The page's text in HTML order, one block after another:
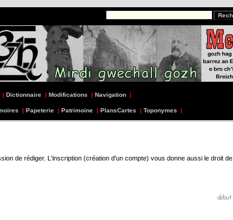
| Dictionnaire | Modifications | Navigation |
| Papeterie | Patrimoine | PlansCartes | Toponymes |
de rédiger. L'inscription (création d'un compte) vous donne aussi le droit de